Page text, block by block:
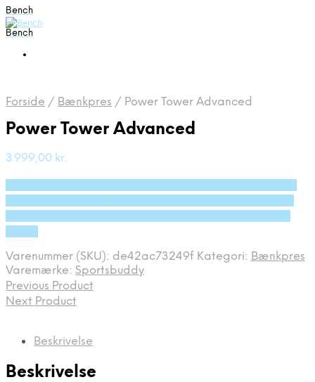
Bench
Bench
Forside / Bænkpres / Power Tower Advanced
Power Tower Advanced
3.999,00 kr.
Varenummer (SKU): de42ac73249f Kategori: Bænkpres
Varemærke: Sportsbuddy
Previous Product
Next Product
Beskrivelse
Beskrivelse